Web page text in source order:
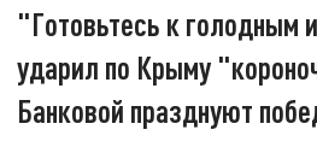
"Готовьтесь к голодным
ударил по Крыму
Банковой празднуют